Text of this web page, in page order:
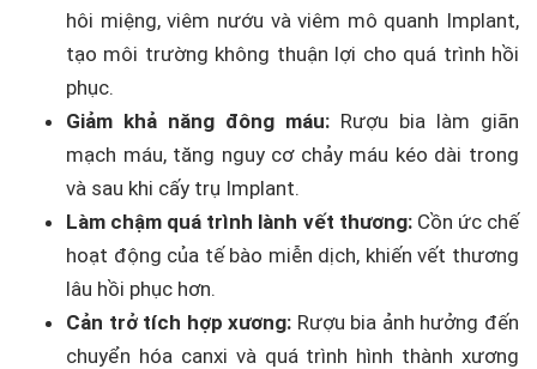
hôi miệng, viêm nướu và viêm mô quanh Implant,
tạo môi trường không thuận lợi cho quá trình hồi
phục.
Giảm khả năng đông máu: Rượu bia làm giãn
mạch máu, tăng nguy cơ chảy máu kéo dài trong
và sau khi cấy trụ Implant.
Làm chậm quá trình lành vết thương:Cồn ức chế
hoạt động của tế bào miễn dịch, khiến vết thương
lâu hồi phục hơn.
Cản trở tích hợp xương: Rượu bia ảnh hưởng đến
chuyển hóa canxi và quá trình hình thành xương